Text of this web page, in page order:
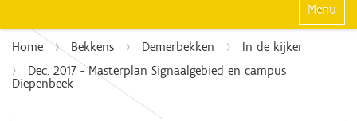
Klap
Home Bekkens Demerbekken
In de kijker
Dec. 2017 - Masterplan Signaalgebied en campus
Diepenbeek